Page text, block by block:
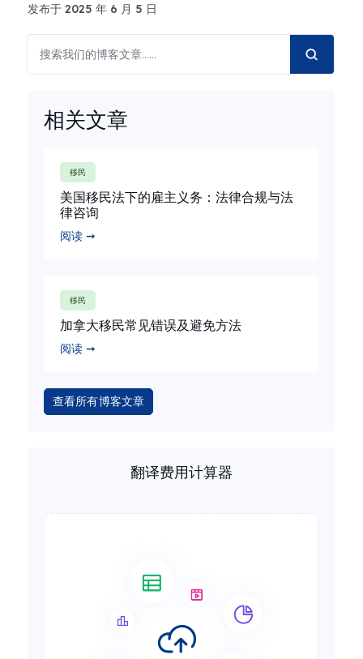
发布于 2025 年 6 月 5 日
相关文章
移民
美国移民法下的雇主义务：法律合规与法
律咨询
阅读 ➞
移民
加拿大移民常见错误及避免方法
阅读 ➞
查看所有博客文章
翻译费用计算器